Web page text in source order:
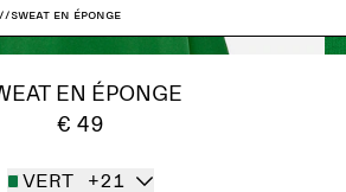
//Sweat en éponge
EN ÉPONGE
€ 49
VERT +21